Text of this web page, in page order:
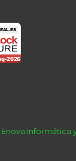
Enova Informática